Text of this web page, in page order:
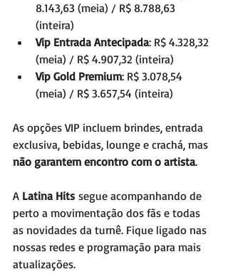
8.143,63 (meia) / R$ 8.788,63
(inteira)
Vip Entrada Antecipada: R$ 4.328,32
(meia) / R$ 4.907,32 (inteira)
Vip Gold Premium: R$ 3.078,54
(meia) / R$ 3.657,54 (inteira)
As opções VIP incluem brindes, entrada
exclusiva, bebidas, lounge e crachá, mas
não garantem encontro com o artista.
A Latina Hits segue acompanhando de
perto a movimentação dos fãs e todas
as novidades da turnê. Fique ligado nas
nossas redes e programação para mais
atualizações.